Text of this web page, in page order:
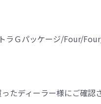
ラＧパッケージ/Four/
ディーラー様にご確認